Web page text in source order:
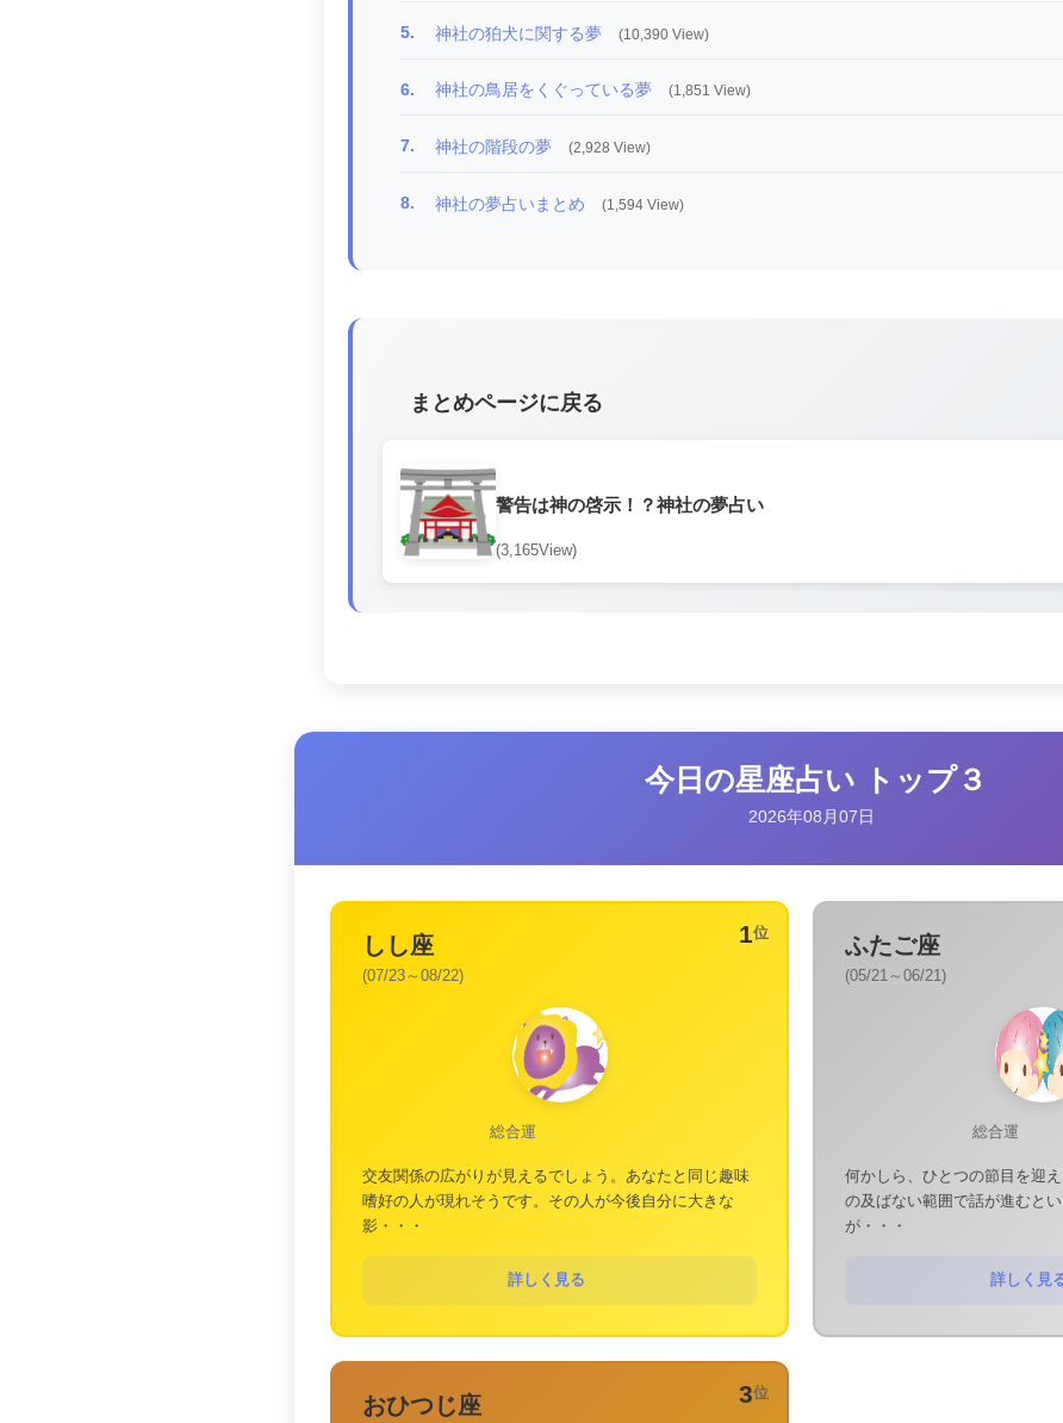
5. 神社の狛犬に関する夢 (10,390 View)
6. 神社の鳥居をくぐっている夢 (1,851 View)
7. 神社の階段の夢 (2,928 View)
8. 神社の夢占いまとめ (1,594 View)
まとめページに戻る
警告は神の啓示！？神社の夢占い
(3,165View)
今日の星座占い トップ３
2026年08月07日
1位
しし座
(07/23～08/22)
総合運
交友関係の広がりが見えるでしょう。あなたと同じ趣味
嗜好の人が現れそうです。その人が今後自分に大きな
影・・・
詳しく見る
ふたご座
(05/21～06/21)
総合運
何かしら、ひとつの節目を迎
の及ばない範囲で話が進むと
が・・・
詳しく見
3位
おひつじ座